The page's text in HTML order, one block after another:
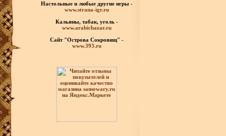
Настольные и любые другие игры -
www.strana-igr.ru
Кальяны, табак, уголь -
www.arabicbazar.ru
Сайт "Острова Сокровищ" -
www.393.ru